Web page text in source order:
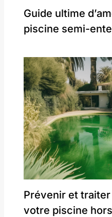
Guide ultime
piscine semi-
Prévenir et
votre piscine